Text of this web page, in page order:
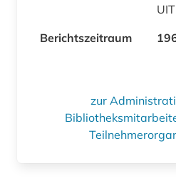
Berichtszeitraum
zur